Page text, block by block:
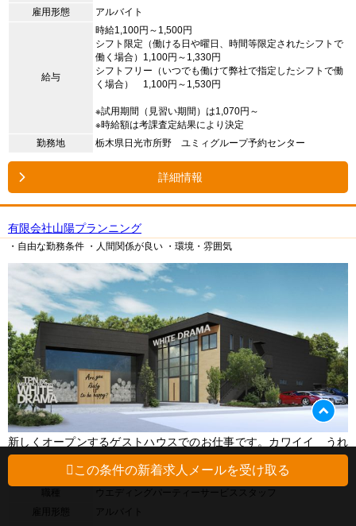
雇用形態
アルバイト
給与
時給1,100円～1,500円
シフト限定（働ける日や曜日、時間等限定されたシフトで
働く場合）1,100円～1,330円
シフトフリー（いつでも働けて弊社で指定したシフトで働
く場合） 1,100円～1,530円
※試用期間（見習い期間）は1,070円～
※時給額は考課査定結果により決定
勤務地
栃木県日光市所野 ユミィグループ予約センター
詳細情報
有限会社山陽プランニング
・自由な勤務条件 ・人間関係が良い ・環境・雰囲気
新しくオープンするゲストハウスでのお仕事です。カワイイ うれ
しい 楽しいを体感できるお仕事です。
ウエディングパーティーサービススタッフ
雇用形態
アルバイト
この条件の新着求人メールを受け取る